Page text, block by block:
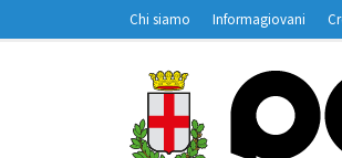
Chi siamo Informagiovani
Contatti
Padovanet